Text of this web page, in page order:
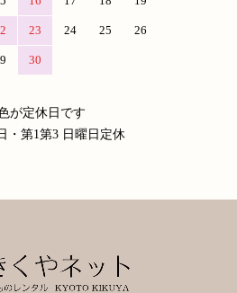
23 24 25 26
30
が定休日です
・第1第3 日曜日定休